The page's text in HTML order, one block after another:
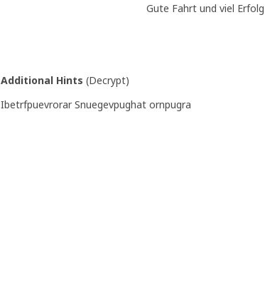
Gute Fahrt und viel
Additional Hints (Decrypt)
Ibetrfpuevrorar Snuegevpughat ornpugra